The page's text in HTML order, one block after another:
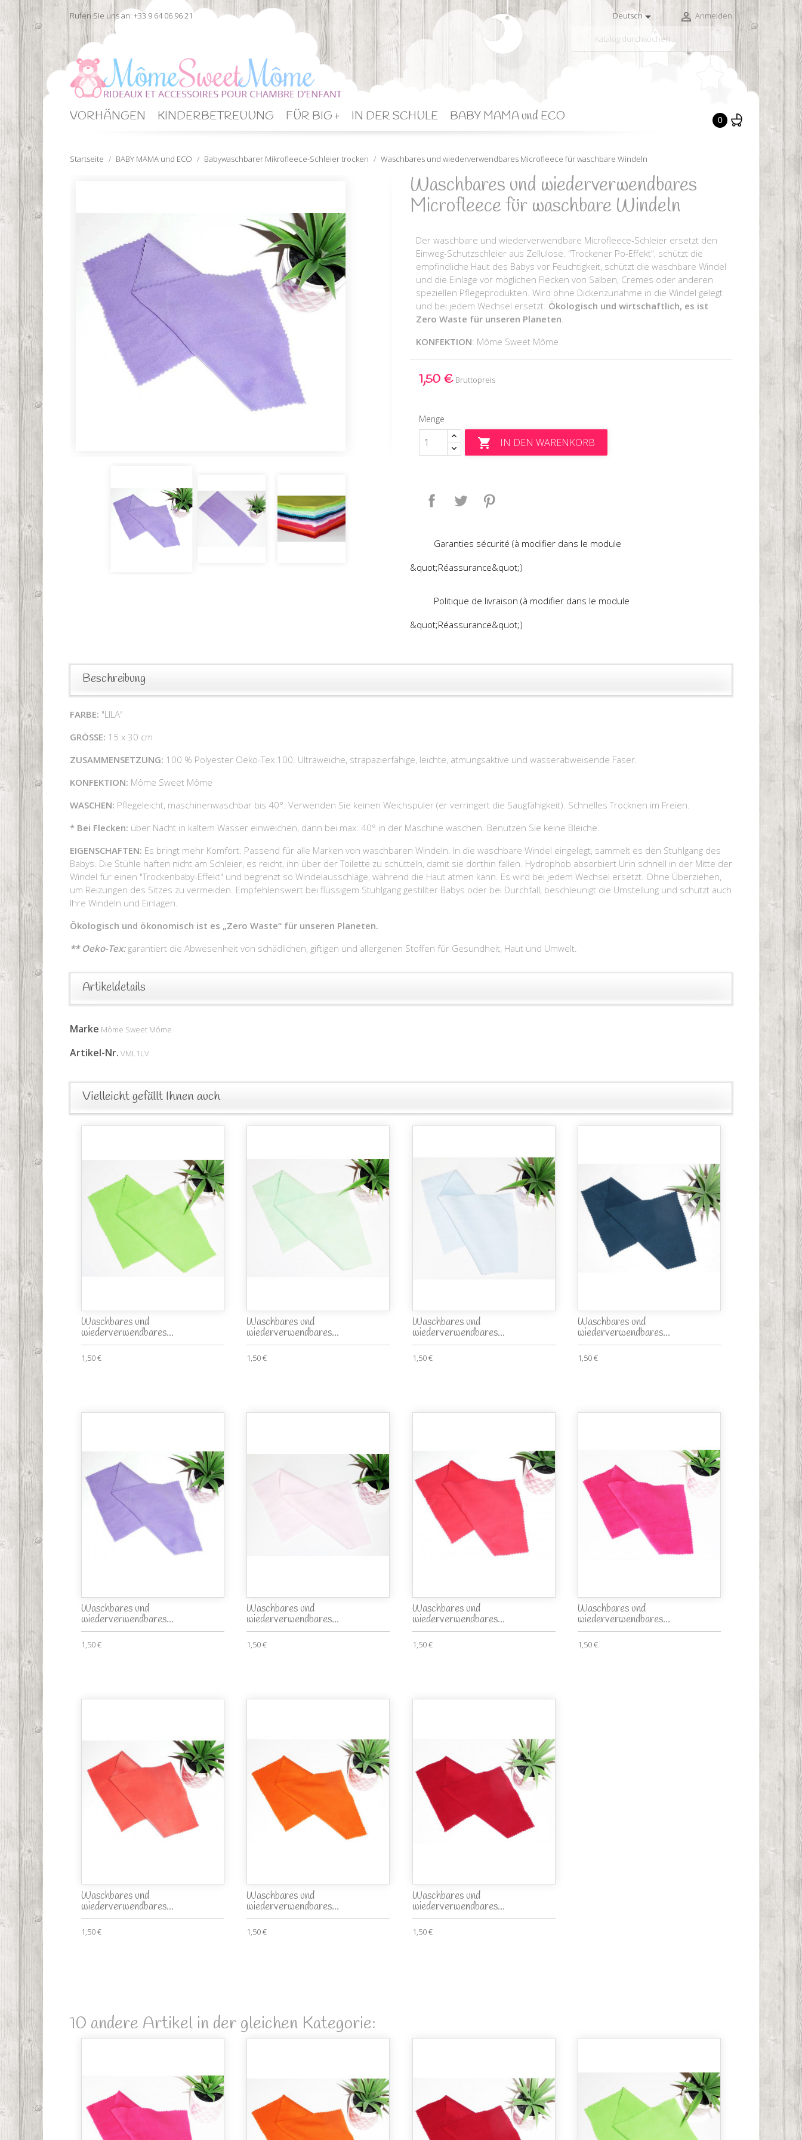
Rufen Sie uns an: +33 9 64 06 96 21 Deutsch  Anmelden
VORHÄNGEN KINDERBETREUUNG FÜR BIG + IN DER SCHULE BABY MAMA und ECO 0
Startseite BABY MAMA und ECO Babywaschbarer Mikrofleece-Schleier trocken Waschbares und wiederverwendbares Microfleece für waschbare Windeln
Waschbares und wiederverwendbares
Microfleece für waschbare Windeln
Der waschbare und wiederverwendbare Microfleece-Schleier ersetzt den
Einweg-Schutzschleier aus Zellulose. "Trockener Po-Effekt", schützt die
empfindliche Haut des Babys vor Feuchtigkeit, schützt die waschbare Windel
und die Einlage vor möglichen Flecken von Salben, Cremes oder anderen
speziellen Pflegeprodukten. Wird ohne Dickenzunahme in die Windel gelegt
und bei jedem Wechsel ersetzt. Ökologisch und wirtschaftlich, es ist
Zero Waste für unseren Planeten
KONFEKTION: Môme Sweet Môme
1,50 € Bruttopreis
Menge
 IN DEN WARENKORB
Teilen Tweet
Garanties sécurité (à modifier dans le module
&quot;Réassurance&quot;)
Politique de livraison (à modifier dans le module
&quot;Réassurance&quot;)
Beschreibung
FARBE: "LILA"
GRÖSSE: 15 x 30 cm
ZUSAMMENSETZUNG: 100 % Polyester Oeko-Tex 100. Ultraweiche, strapazierfähige, leichte, atmungsaktive und wasserabweisende Faser.
KONFEKTION: Môme Sweet Môme
WASCHEN: Pflegeleicht, maschinenwaschbar bis 40°. Verwenden Sie keinen Weichspüler (er verringert die Saugfähigkeit). Schnelles Trocknen im Freien.
* Bei Flecken: über Nacht in kaltem Wasser einweichen, dann bei max. 40° in der Maschine waschen. Benutzen Sie keine Bleiche.
EIGENSCHAFTEN: Es bringt mehr Komfort. Passend für alle Marken von waschbaren Windeln. In die waschbare Windel eingelegt, sammelt es den Stuhlgang des
Babys. Die Stühle haften nicht am Schleier, es reicht, ihn über der Toilette zu schütteln, damit sie dorthin fallen. Hydrophob absorbiert Urin schnell in der Mitte der
Windel für einen "Trockenbaby-Effekt" und begrenzt so Windelausschläge, während die Haut atmen kann. Es wird bei jedem Wechsel ersetzt. Ohne Überziehen,
um Reizungen des Sitzes zu vermeiden. Empfehlenswert bei flüssigem Stuhlgang gestillter Babys oder bei Durchfall, beschleunigt die Umstellung und schützt auch
Ihre Windeln und Einlagen.
Ökologisch und ökonomisch ist es „Zero Waste“ für unseren Planeten.
** Oeko-Tex: garantiert die Abwesenheit von schädlichen, giftigen und allergenen Stoffen für Gesundheit, Haut und Umwelt.
Artikeldetails
Marke Môme Sweet Môme
Artikel-Nr. VML1LV
Vielleicht gefällt Ihnen auch
Waschbares und
wiederverwendbares...
1,50 €
Waschbares und
wiederverwendbares...
1,50 €
Waschbares und
wiederverwendbares...
1,50 €
Waschbares und
wiederverwendbares...
1,50 €
Waschbares und
wiederverwendbares...
1,50 €
Waschbares und
wiederverwendbares...
1,50 €
Waschbares und
wiederverwendbares...
1,50 €
Waschbares und
wiederverwendbares...
1,50 €
Waschbares und
wiederverwendbares...
1,50 €
Waschbares und
wiederverwendbares...
1,50 €
Waschbares und
wiederverwendbares...
1,50 €
10 andere Artikel in der gleichen Kategorie: